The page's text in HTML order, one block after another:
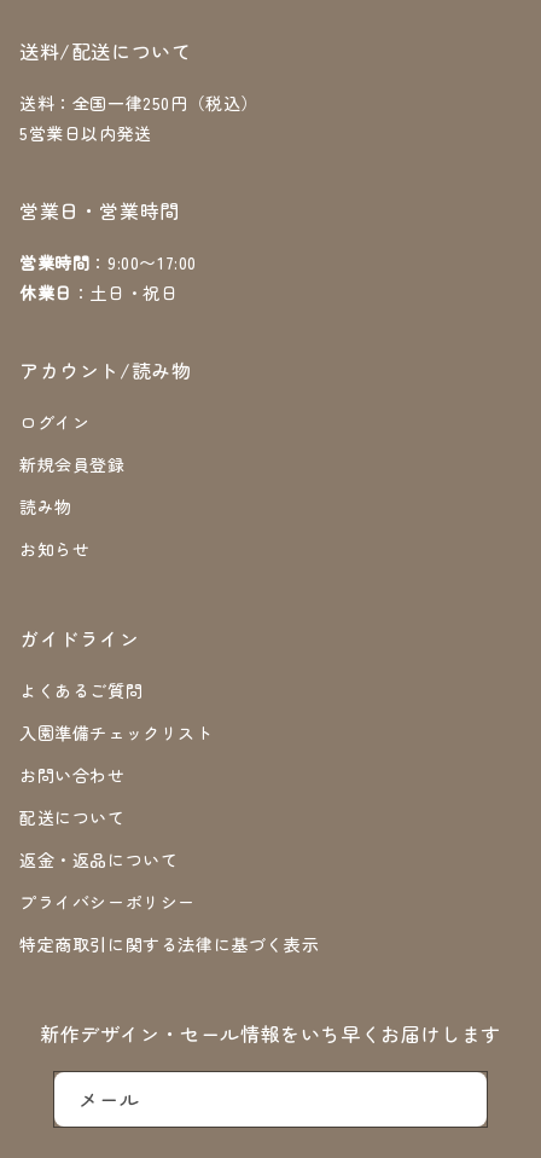
送料/配送について
送料：全国一律250円（税込）
5営業日以内発送
営業日・営業時間
営業時間 ：9:00〜17:00
休業日 ：土日・祝日
アカウント/読み物
ログイン
新規会員登録
読み物
お知らせ
ガイドライン
よくあるご質問
入園準備チェックリスト
お問い合わせ
配送について
返金・返品について
プライバシーポリシー
特定商取引に関する法律に基づく表示
新作デザイン・セール情報をいち早くお届けします
メール